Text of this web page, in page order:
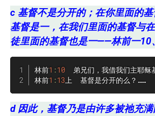
c 基督不是分开的；在你里面的
基督是一，在我们里面的基督与
徒里面的基督也是一——林前一10
林前1 :10
弟兄们，我借我们主耶稣
林前1 :13上  基督是分开的么？……
d 因此，基督乃是由许多被祂充